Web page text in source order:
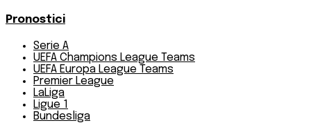
Pronostici
Serie A
UEFA Champions League Teams
UEFA Europa League Teams
Premier League
LaLiga
Ligue 1
Bundesliga